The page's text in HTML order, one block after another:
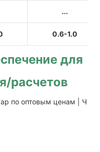
...
0.6-1.0
для
расчетов